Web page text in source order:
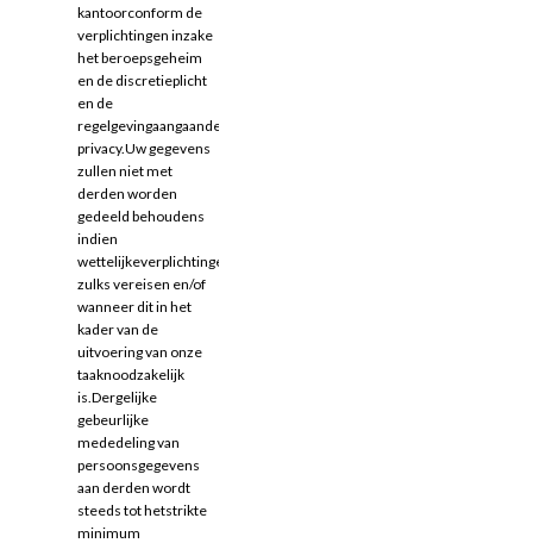
kantoorconform de
verplichtingen inzake
het beroepsgeheim
en de discretieplicht
en de
regelgevingaangaande
privacy.Uw gegevens
zullen niet met
derden worden
gedeeld behoudens
indien
wettelijkeverplichtingen
zulks vereisen en/of
wanneer dit in het
kader van de
uitvoering van onze
taaknoodzakelijk
is.Dergelijke
gebeurlijke
mededeling van
persoonsgegevens
aan derden wordt
steeds tot hetstrikte
minimum